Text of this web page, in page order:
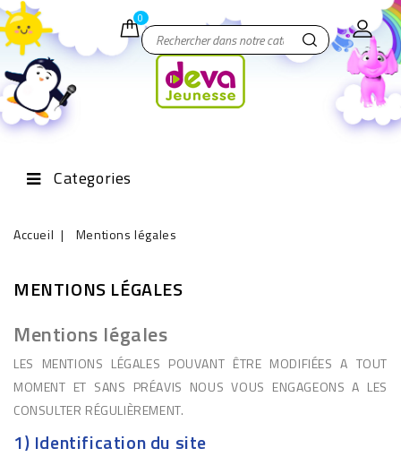
0
Categories
Accueil Mentions légales
MENTIONS LÉGALES
Mentions légales
LES MENTIONS LÉGALES POUVANT ÊTRE MODIFIÉES A TOUT
MOMENT ET SANS PRÉAVIS NOUS VOUS ENGAGEONS A LES
CONSULTER RÉGULIÈREMENT.
1) Identification du site